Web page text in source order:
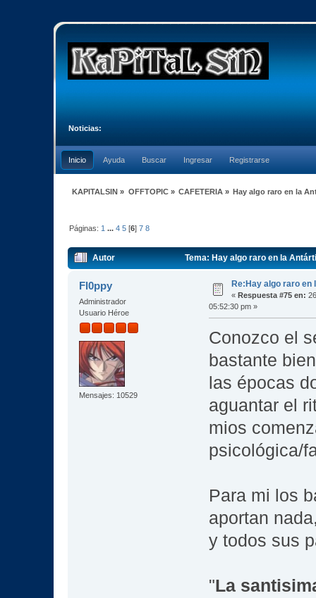
Noticias:
Inicio Ayuda Buscar Ingresar Registrarse
KAPITALSIN » OFFTOPIC» CAFETERIA» Hay algo raro en la
Páginas: 1 ...4 5 [6]7 8
Autor Tema: Hay algo raro en la
Fl0ppy
Administrador
Usuario Héroe
Mensajes: 10529
Re:Hay algo raro en
« Respuesta #75 en:
05:52:30 pm »
Conozco el
bastante
las épocas
aguantar el
mios
psicológica/
Para mi los
aportan
y todos sus
"La